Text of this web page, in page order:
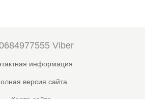
Viber
информация
версия сайта